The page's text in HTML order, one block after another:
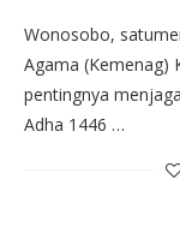
Wonosobo,
Agama (Kemenag)
pentingnya
Adha 1446 …